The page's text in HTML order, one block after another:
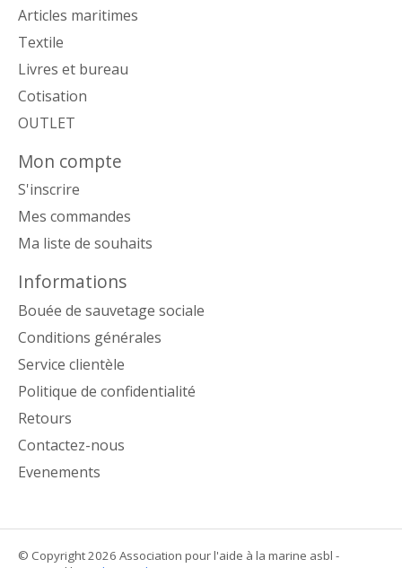
Articles maritimes
Textile
Livres et bureau
Cotisation
OUTLET
Mon compte
S'inscrire
Mes commandes
Ma liste de souhaits
Informations
Bouée de sauvetage sociale
Conditions générales
Service clientèle
Politique de confidentialité
Retours
Contactez-nous
Evenements
© Copyright 2026 Association pour l'aide à la marine asbl -